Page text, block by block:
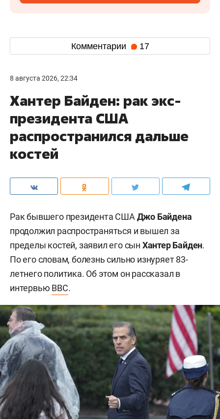
Комментарии 17
8 августа 2026, 22:34
Хантер Байден: рак экс-
президента США
распространился дальше
костей
Рак бывшего президента США Джо Байдена
продолжил распространяться и вышел за
пределы костей, заявил его сын Хантер Байден.
По его словам, болезнь сильно изнуряет 83-
летнего политика. Об этом он рассказал в
интервью BBC.